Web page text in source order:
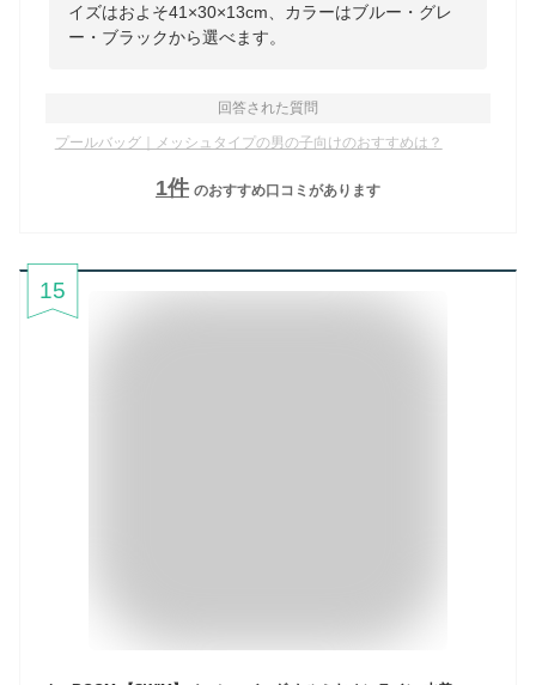
イズはおよそ41×30×13cm、カラーはブルー・グレ
ー・ブラックから選べます。
回答された質問
プールバッグ｜メッシュタイプの男の子向けのおすすめは？
1件 のおすすめ口コミがあります
15